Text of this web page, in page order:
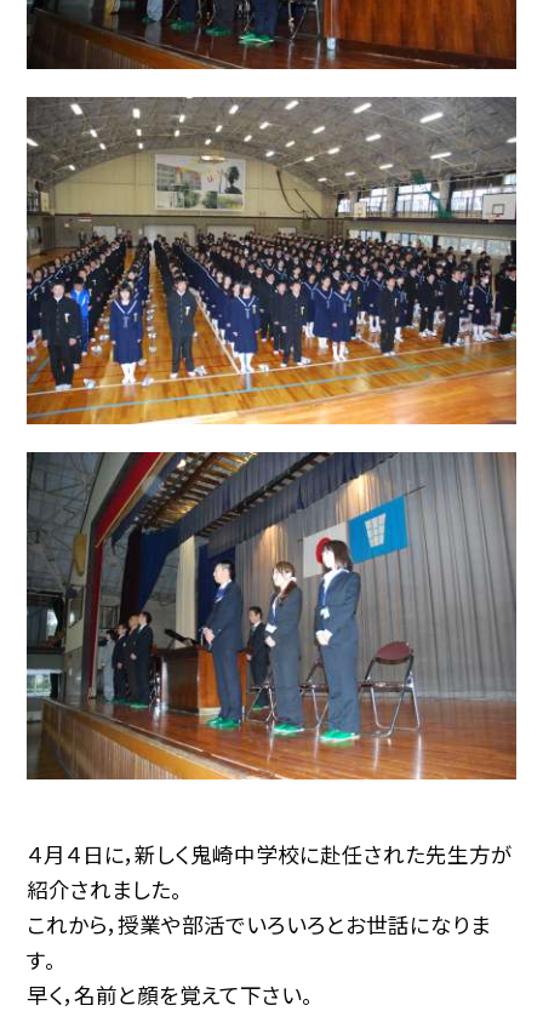
４月４日に，新しく鬼崎中学校に赴任された先生方が
紹介されました。
これから，授業や部活でいろいろとお世話になりま
す。
早く，名前と顔を覚えて下さい。